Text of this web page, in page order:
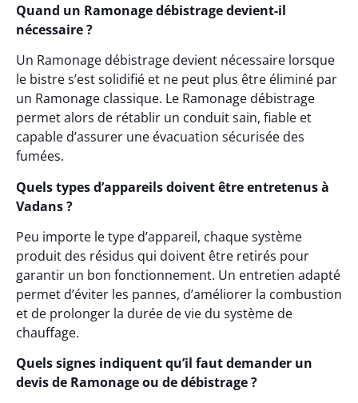
Quand un Ramonage débistrage devient-il
nécessaire ?
Un Ramonage débistrage devient nécessaire lorsque
le bistre s’est solidifié et ne peut plus être éliminé par
un Ramonage classique. Le Ramonage débistrage
permet alors de rétablir un conduit sain, fiable et
capable d’assurer une évacuation sécurisée des
fumées.
Quels types d’appareils doivent être entretenus à
Vadans ?
Peu importe le type d’appareil, chaque système
produit des résidus qui doivent être retirés pour
garantir un bon fonctionnement. Un entretien adapté
permet d’éviter les pannes, d’améliorer la combustion
et de prolonger la durée de vie du système de
chauffage.
Quels signes indiquent qu’il faut demander un
devis de Ramonage ou de débistrage ?